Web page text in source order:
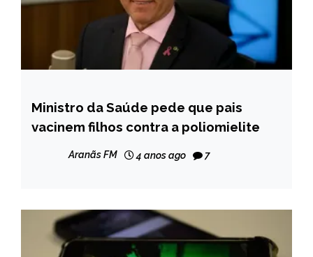
BRASIL
NOTÍCIAS
Ministro da Saúde pede que pais
vacinem filhos contra a poliomielite
Aranãs FM 4 anos ago 7